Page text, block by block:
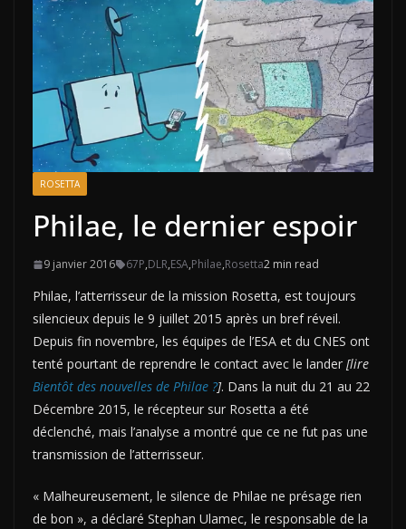
ROSETTA
Philae, le dernier espoir
9 janvier 2016 67P,DLR,ESA,Philae,Rosetta2 min read
Philae, l’atterrisseur de la mission Rosetta, est toujours
silencieux depuis le 9 juillet 2015 après un bref réveil.
Depuis fin novembre, les équipes de l’ESA et du CNES ont
tenté pourtant de reprendre le contact avec le lander [lire
Bientôt des nouvelles de Philae ?]. Dans la nuit du 21 au 22
Décembre 2015, le récepteur sur Rosetta a été
déclenché, mais l’analyse a montré que ce ne fut pas une
transmission de l’atterrisseur.
« Malheureusement, le silence de Philae ne présage rien
de bon », a déclaré Stephan Ulamec, le responsable de la